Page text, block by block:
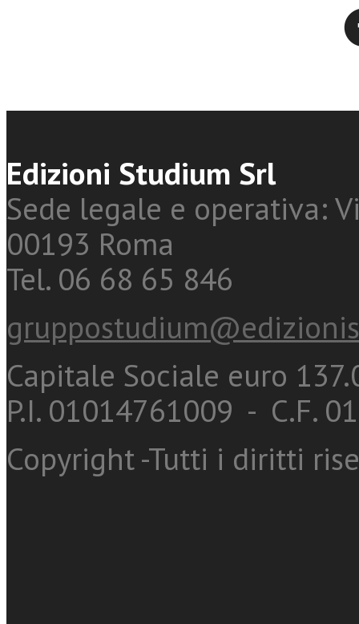
Edizioni Studium Srl
Sede legale e operativa:
00193 Roma
Tel. 06 68 65 846
Capitale Sociale euro
P.I. 01014761009 - C.F.
Copyright -Tutti i diritti